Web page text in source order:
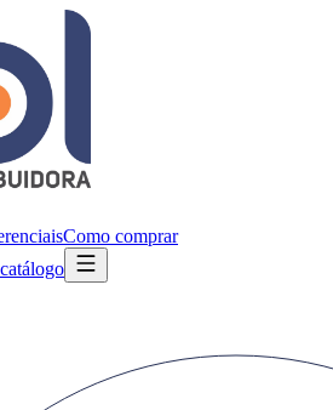
Como comprar